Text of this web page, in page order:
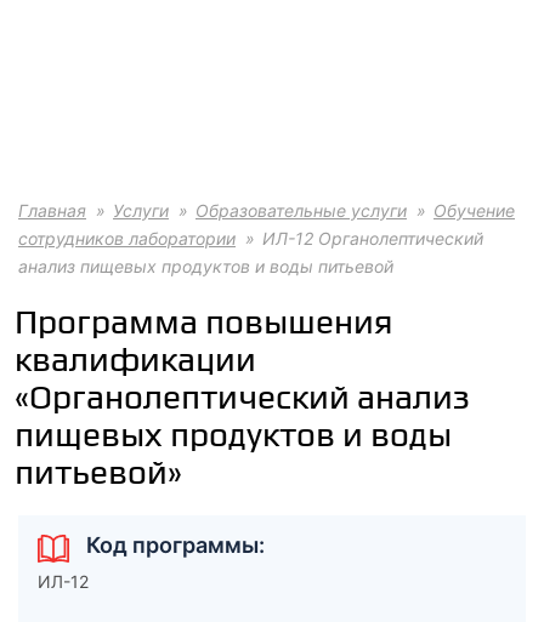
Главная Услуги Образовательные услуги
Обучение
сотрудников лаборатории
ИЛ-12 Органолептический
анализ пищевых продуктов и воды питьевой
Программа повышения
квалификации
«Органолептический анализ
пищевых продуктов и воды
питьевой»
Код программы:
ИЛ-12